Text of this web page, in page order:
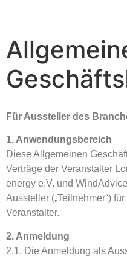
Für Aussteller des
1. Anwendungsbereich
Diese Allgemeinen
Verträge der Veranstalter
energy e.V. und
Aussteller („Teilnehmer“)
Veranstalter.
2. Anmeldung
2.1. Die Anmeldung als